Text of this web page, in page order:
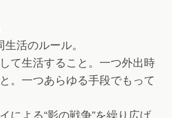
活のルール。
て生活すること。一つ外出時
。一つあらゆる手段でもって